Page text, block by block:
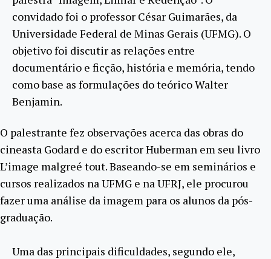
convidado foi o professor César Guimarães, da
Universidade Federal de Minas Gerais (UFMG). O
objetivo foi discutir as relações entre
documentário e ficção, história e memória, tendo
como base as formulações do teórico Walter
Benjamin.
O palestrante fez observações acerca das obras do
cineasta Godard e do escritor Huberman em seu livro
L’image malgreé tout. Baseando-se em seminários e
cursos realizados na UFMG e na UFRJ, ele procurou
fazer uma análise da imagem para os alunos da pós-
graduação.
Uma das principais dificuldades, segundo ele,